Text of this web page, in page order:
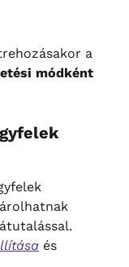
a
módként
és